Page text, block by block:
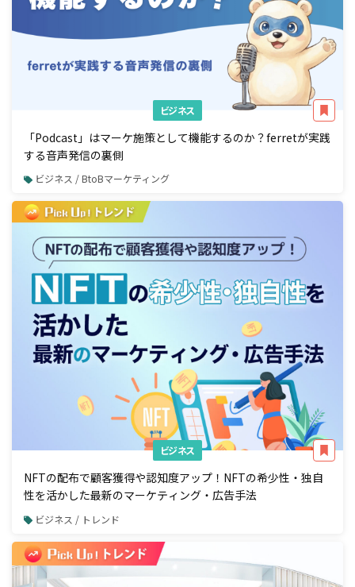
ビジネス
「Podcast」はマーケ施策として機能するのか？ferretが実践
する音声発信の裏側
ビジネス / BtoBマーケティング
ビジネス
NFTの配布で顧客獲得や認知度アップ！NFTの希少性・独自
性を活かした最新のマーケティング・広告手法
ビジネス / トレンド